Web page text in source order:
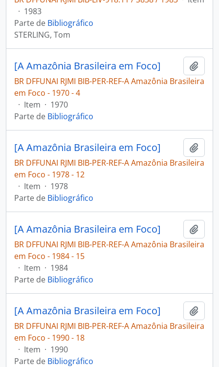
· 1983
Parte de Bibliográfico
STERLING, Tom
[A Amazônia Brasileira em Foco]
BR DFFUNAI RJMI BIB-PER-REF-A Amazônia Brasileira
em Foco - 1970 - 4
· Item · 1970
Parte de Bibliográfico
[A Amazônia Brasileira em Foco]
BR DFFUNAI RJMI BIB-PER-REF-A Amazônia Brasileira
em Foco - 1978 - 12
· Item · 1978
Parte de Bibliográfico
[A Amazônia Brasileira em Foco]
BR DFFUNAI RJMI BIB-PER-REF-A Amazônia Brasileira
em Foco - 1984 - 15
· Item · 1984
Parte de Bibliográfico
[A Amazônia Brasileira em Foco]
BR DFFUNAI RJMI BIB-PER-REF-A Amazônia Brasileira
em Foco - 1990 - 18
· Item · 1990
Parte de Bibliográfico